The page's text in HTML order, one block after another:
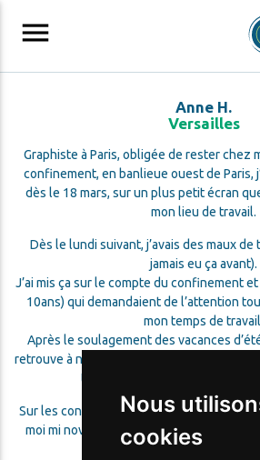
Nous
cookies
menu
Anne H.
Versailles
Graphiste à Paris, obligée de rester chez
confinement, en banlieue ouest de Paris,
dès le 18 mars, sur un plus petit écran
mon lieu de travail.
Dès le lundi suivant, j’avais des maux
jamais eu ça avant).
J’ai mis ça sur le compte du confinement
10ans) qui demandaient de l’attention
mon temps de
Après le soulagement des vacances
retrouve à nouveau en télétravail. Dès le
terribles et insomnies pour mon
Sur les conseils d’une amie et collègue,
moi mi novembre, pour tester mes
mes appareils